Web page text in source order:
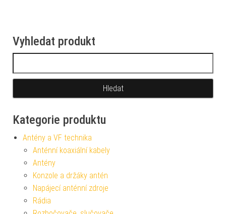
Vyhledat produkt
Kategorie produktu
Antény a VF technika
Anténní koaxiální kabely
Antény
Konzole a držáky antén
Napájecí anténní zdroje
Rádia